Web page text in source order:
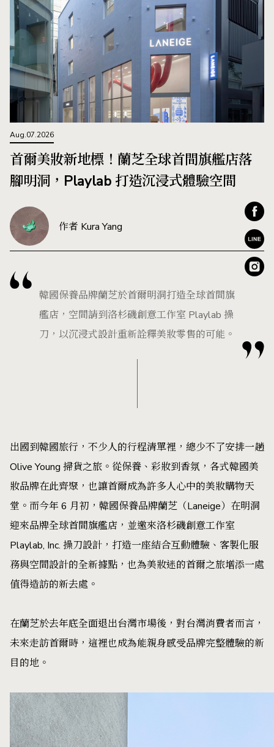
Aug.07.2026
首爾美妝新地標！蘭芝全球首間旗艦店落
腳明洞，Playlab 打造沉浸式體驗空間
作者 Kura Yang
韓國保養品牌蘭芝於首爾明洞打造全球首間旗
艦店，空間請到洛杉磯創意工作室 Playlab 操
刀，以沉浸式設計重新詮釋美妝零售的可能。
出國到韓國旅行，不少人的行程清單裡，總少不了安排一趟
Olive Young 掃貨之旅。從保養、彩妝到香氛，各式韓國美
妝品牌在此齊聚，也讓首爾成為許多人心中的美妝購物天
堂。而今年 6 月初，韓國保養品牌蘭芝（Laneige）在明洞
迎來品牌全球首間旗艦店，並邀來洛杉磯創意工作室
Playlab, Inc. 操刀設計，打造一座結合互動體驗、客製化服
務與空間設計的全新據點，也為美妝迷的首爾之旅增添一處
值得造訪的新去處。
在蘭芝於去年底全面退出台灣市場後，對台灣消費者而言，
未來走訪首爾時，這裡也成為能親身感受品牌完整體驗的新
目的地。